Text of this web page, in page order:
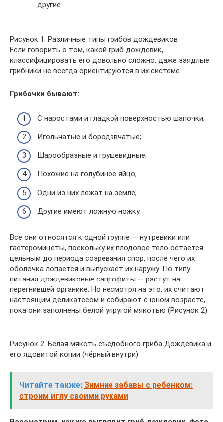
другие.
Рисунок 1. Различные типы грибов дождевиков
Если говорить о том, какой гриб дождевик,
классифицировать его довольно сложно, даже заядлые
грибники не всегда ориентируются в их системе.
Грибочки бывают:
С наростами и гладкой поверхностью шапочки;
Игольчатые и бородавчатые;
Шарообразные и грушевидные;
Похожие на голубиное яйцо;
Одни из них лежат на земле;
Другие имеют ложную ножку.
Все они относятся к одной группе — нутревики или
гастеромицеты, поскольку их плодовое тело остается
цельным до периода созревания спор, после чего их
оболочка лопается и выпускает их наружу. По типу
питания дождевиковые сапрофиты — растут на
перегнившей органике. Но несмотря на это, их считают
настоящим деликатесом и собирают с юном возрасте,
пока они заполнены белой упругой мякотью (Рисунок 2).
Рисунок 2. Белая мякоть съедобного гриба Дождевика и
его ядовитой копии (чёрный внутри)
Читайте также: Зимние забавы с ребенком:
строим иглу своими руками